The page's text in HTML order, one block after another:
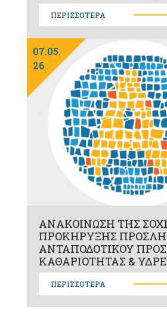
ΠΕΡΙΣΣΟΤΕΡΑ
07.05.
26
ΑΝΑΚΟΙΝΩΣΗ ΤΗΣ
ΠΡΟΚΗΡΥΞΗΣ
ΑΝΤΑΠΟΔΟΤΙΚΟΥ
ΚΑΘΑΡΙΟΤΗΤΑΣ &
ΠΕΡΙΣΣΟΤΕΡΑ